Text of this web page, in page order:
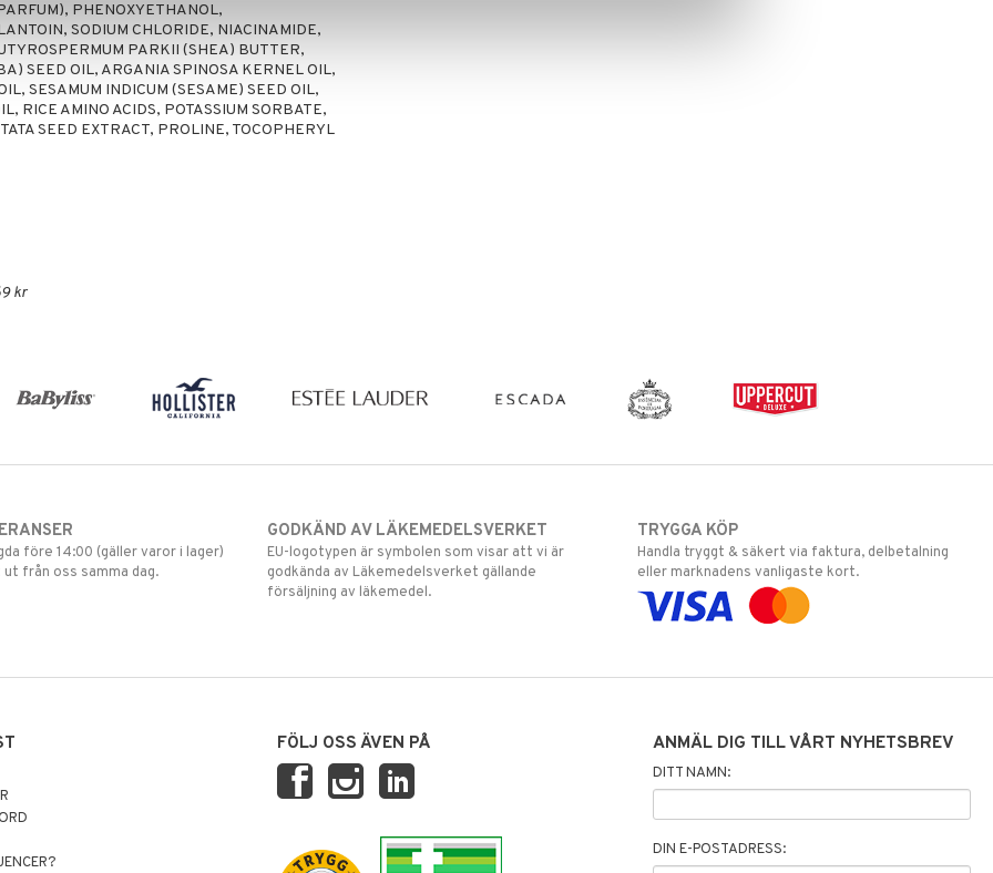
PHENOXYETHANOL,
SODIUM CHLORIDE, NIACINAMIDE,
PARKII (SHEA) BUTTER,
SEED OIL, ARGANIA SPINOSA KERNEL OIL,
SESAMUM INDICUM (SESAME) SEED OIL,
RICE AMINO ACIDS, POTASSIUM SORBATE,
SEED EXTRACT, PROLINE, TOCOPHERYL
kr
före 14:00 (gäller varor i lager)
från oss samma dag.
GODKÄND AV LÄKEMEDELSVERKET
EU-logotypen är symbolen som visar att vi är
godkända av Läkemedelsverket gällande
försäljning av läkemedel.
TRYGGA KÖP
Handla tryggt & säkert via faktura, delbetalning
eller marknadens vanligaste kort.
FÖLJ OSS ÄVEN PÅ ANMÄL DIG TILL VÅRT NYHETSBREV
DITT NAMN:
DIN E-POSTADRESS: